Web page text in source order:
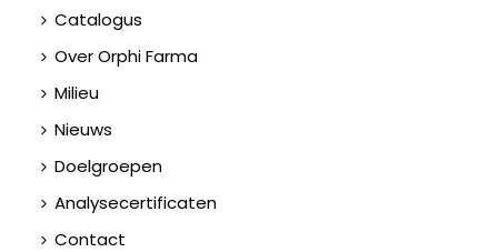
Catalogus
Over Orphi Farma
Milieu
Nieuws
Doelgroepen
Analysecertificaten
Contact